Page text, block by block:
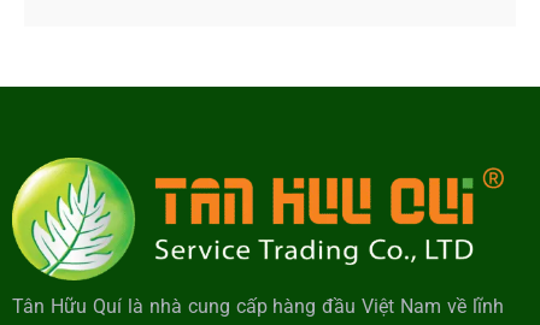
Tân Hữu Quí là nhà cung cấp hàng đầu Việt Nam về lĩnh